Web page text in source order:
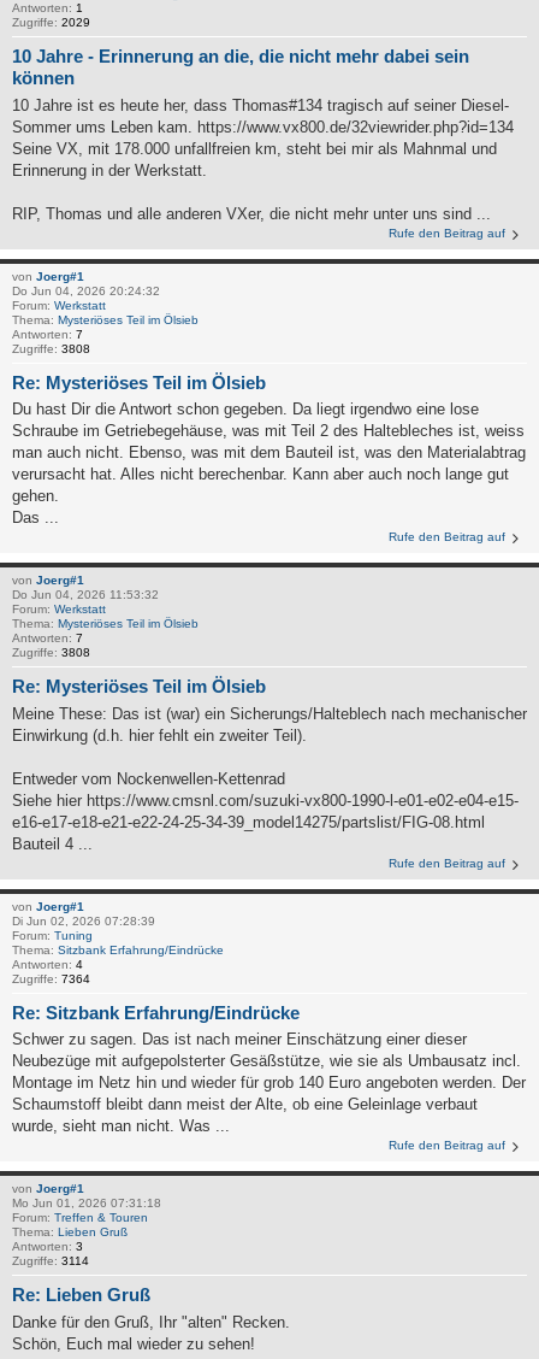
Antworten: 1
Zugriffe: 2029
10 Jahre - Erinnerung an die, die nicht mehr dabei sein
können
10 Jahre ist es heute her, dass Thomas#134 tragisch auf seiner Diesel-
Sommer ums Leben kam. https://www.vx800.de/32viewrider.php?id=134
Seine VX, mit 178.000 unfallfreien km, steht bei mir als Mahnmal und
Erinnerung in der Werkstatt.
RIP, Thomas und alle anderen VXer, die nicht mehr unter uns sind ...
Rufe den Beitrag auf
von Joerg#1
Do Jun 04, 2026 20:24:32
Forum: Werkstatt
Thema: Mysteriöses Teil im Ölsieb
Antworten: 7
Zugriffe: 3808
Re: Mysteriöses Teil im Ölsieb
Du hast Dir die Antwort schon gegeben. Da liegt irgendwo eine lose
Schraube im Getriebegehäuse, was mit Teil 2 des Haltebleches ist, weiss
man auch nicht. Ebenso, was mit dem Bauteil ist, was den Materialabtrag
verursacht hat. Alles nicht berechenbar. Kann aber auch noch lange gut
gehen.
Das ...
Rufe den Beitrag auf
von Joerg#1
Do Jun 04, 2026 11:53:32
Forum: Werkstatt
Thema: Mysteriöses Teil im Ölsieb
Antworten: 7
Zugriffe: 3808
Re: Mysteriöses Teil im Ölsieb
Meine These: Das ist (war) ein Sicherungs/Halteblech nach mechanischer
Einwirkung (d.h. hier fehlt ein zweiter Teil).
Entweder vom Nockenwellen-Kettenrad
Siehe hier https://www.cmsnl.com/suzuki-vx800-1990-l-e01-e02-e04-e15-
e16-e17-e18-e21-e22-24-25-34-39_model14275/partslist/FIG-08.html
Bauteil 4 ...
Rufe den Beitrag auf
von Joerg#1
Di Jun 02, 2026 07:28:39
Forum: Tuning
Thema: Sitzbank Erfahrung/Eindrücke
Antworten: 4
Zugriffe: 7364
Re: Sitzbank Erfahrung/Eindrücke
Schwer zu sagen. Das ist nach meiner Einschätzung einer dieser
Neubezüge mit aufgepolsterter Gesäßstütze, wie sie als Umbausatz incl.
Montage im Netz hin und wieder für grob 140 Euro angeboten werden. Der
Schaumstoff bleibt dann meist der Alte, ob eine Geleinlage verbaut
wurde, sieht man nicht. Was ...
Rufe den Beitrag auf
von Joerg#1
Mo Jun 01, 2026 07:31:18
Forum: Treffen & Touren
Thema: Lieben Gruß
Antworten: 3
Zugriffe: 3114
Re: Lieben Gruß
Danke für den Gruß, Ihr "alten" Recken.
Schön, Euch mal wieder zu sehen!